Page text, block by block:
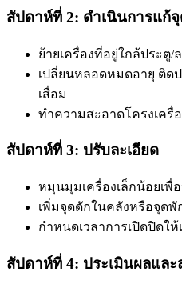
สัปดาห์ที่ 2: ดำเนินการแก้
ย้ายเครื่องที่อยู่ใกล้ประตู/
เปลี่ยนหลอดหมดอายุ ติด
เสื่อม
ทำความสะอาดโครงเครื่
สัปดาห์ที่ 3: ปรับละเอียด
หมุนมุมเครื่องเล็กน้อยเพื่
เพิ่มจุดดักในคลังหรือจุดพั
กำหนดเวลาการเปิดปิดใ
สัปดาห์ที่ 4: ประเมินผลและ